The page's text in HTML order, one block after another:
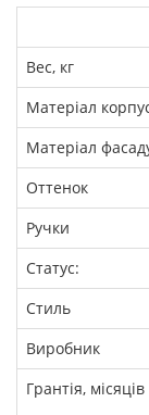
Вес, кг
Матеріал
Матеріал
Оттенок
Ручки
Статус:
Стиль
Виробник
Грантія, місяців